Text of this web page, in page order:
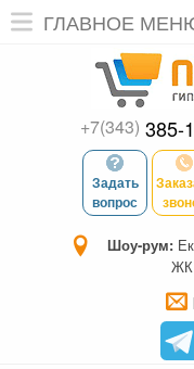
ГЛАВНОЕ
+7(343) 385-
Задать
вопрос
Шоу-рум:
ЖК